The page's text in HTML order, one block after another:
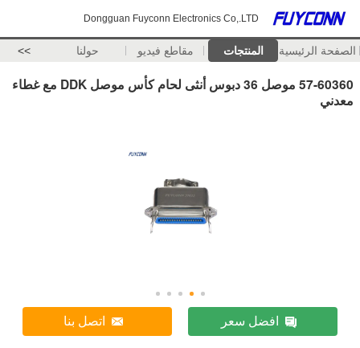
Dongguan Fuyconn Electronics Co,.LTD
الصفحة الرئيسية المنتجات مقاطع فيديو حولنا >>
57-60360 موصل 36 دبوس أنثى لحام كأس موصل DDK مع غطاء
معدني
افضل سعر اتصل بنا